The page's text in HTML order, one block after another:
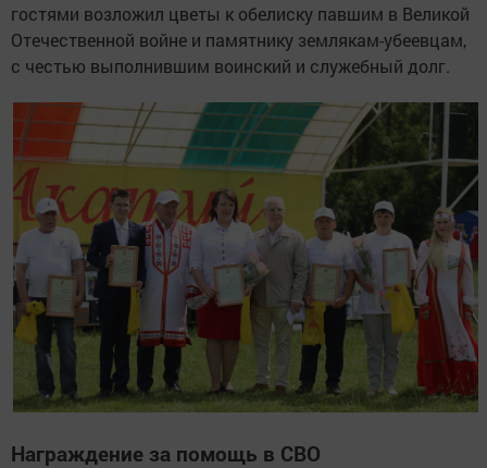
гостями возложил цветы к обелиску павшим в Великой
Отечественной войне и памятнику землякам-убеевцам,
с честью выполнившим воинский и служебный долг.
Награждение за помощь в СВО